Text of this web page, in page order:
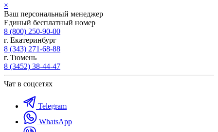
×
Ваш персональный менеджер
Единый бесплатный номер
8 (800) 250-90-00
г. Екатеринбург
8 (343) 271-68-88
г. Тюмень
8 (3452) 38-44-47
Чат в соцсетях
Telegram
WhatsApp